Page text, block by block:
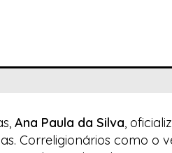
Ana Paula da Silva ,
Correligionários como o